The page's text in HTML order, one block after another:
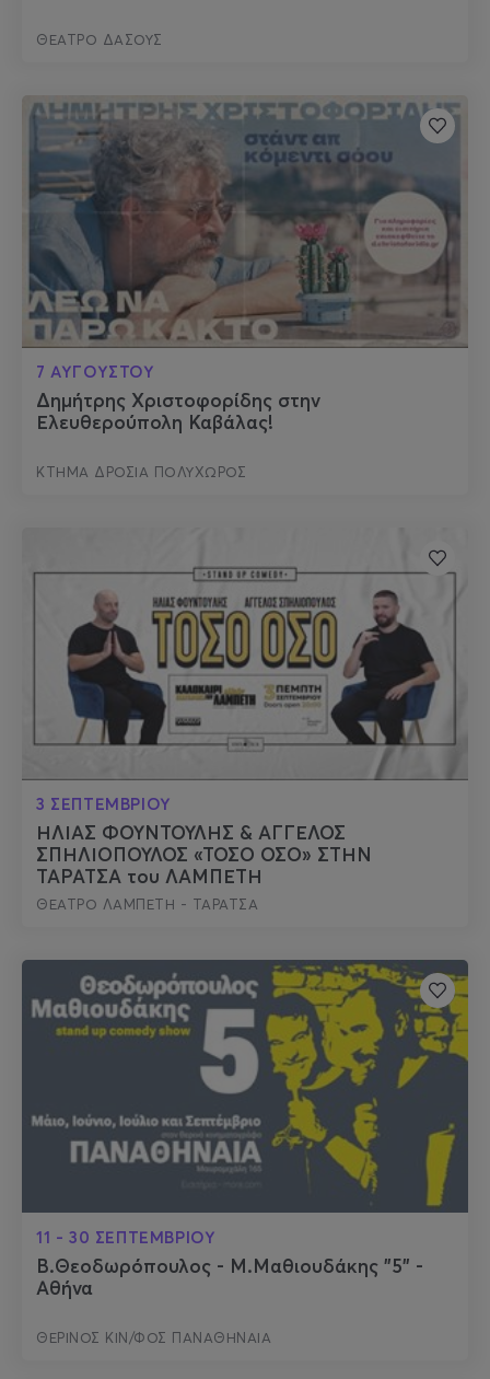
ΘΕΑΤΡΟ ΔΑΣΟΥΣ
7 ΑΥΓΟΥΣΤΟΥ
Δημήτρης Χριστοφορίδης στην
Ελευθερούπολη Καβάλας!
ΚΤΗΜΑ ΔΡΟΣΙΑ ΠΟΛΥΧΩΡΟΣ
3 ΣΕΠΤΕΜΒΡΙΟΥ
ΗΛΙΑΣ ΦΟΥΝΤΟΥΛΗΣ & ΑΓΓΕΛΟΣ
ΣΠΗΛΙΟΠΟΥΛΟΣ «ΤΟΣΟ ΟΣΟ» ΣΤΗΝ
ΤΑΡΑΤΣΑ του ΛΑΜΠΕΤΗ
ΘΕΑΤΡΟ ΛΑΜΠΕΤΗ - ΤΑΡΑΤΣΑ
11 - 30 ΣΕΠΤΕΜΒΡΙΟΥ
Β.Θεοδωρόπουλος - Μ.Μαθιουδάκης "5" -
Αθήνα
ΘΕΡΙΝΟΣ ΚΙΝ/ΦΟΣ ΠΑΝΑΘΗΝΑΙΑ